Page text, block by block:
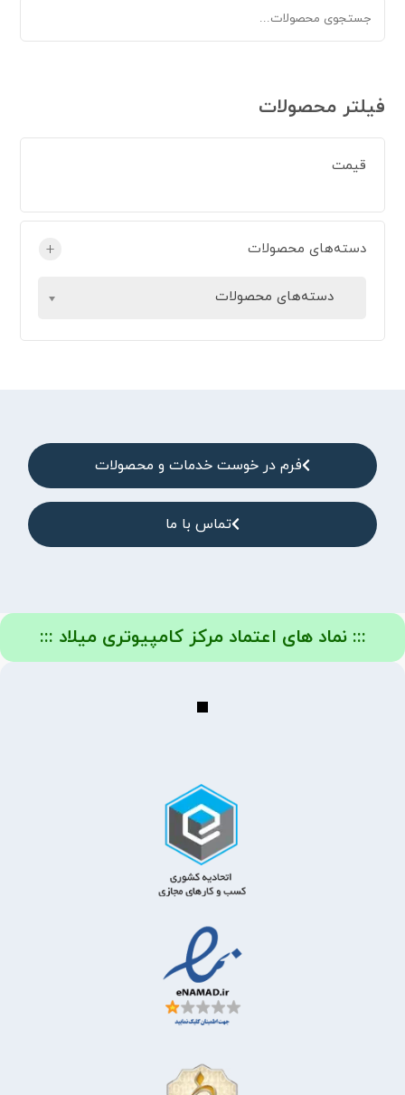
فیلتر محصولات
قیمت
دسته‌های محصولات +
دسته‌های محصولات
فرم در خوست خدمات و محصولات
تماس با ما
::: نماد های اعتماد مرکز کامپیوتری میلاد :::